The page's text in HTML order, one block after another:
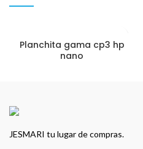
Planchita gama cp3 hp
nano
JESMARI tu lugar de compras.